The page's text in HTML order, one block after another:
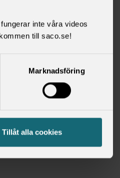
inte våra videos
till saco.se!
Marknadsföring
Tillåt alla cookies